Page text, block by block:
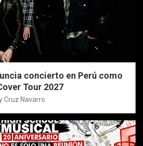
concierto en Perú como
Tour 2027
Cruz Navarro